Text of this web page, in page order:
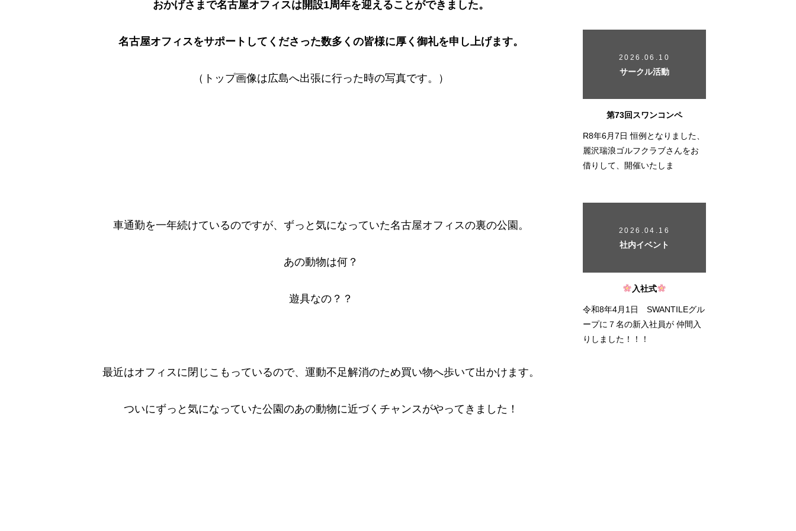
おかげさまで名古屋オフィスは開設1周年を迎えることができました。
名古屋オフィスをサポートしてくださった数多くの皆様に厚く御礼を申し上げます。
（トップ画像は広島へ出張に行った時の写真です。）
車通勤を一年続けているのですが、ずっと気になっていた名古屋オフィスの裏の公園。
あの動物は何？
遊具なの？？
最近はオフィスに閉じこもっているので、運動不足解消のため買い物へ歩いて出かけます。
ついにずっと気になっていた公園のあの動物に近づくチャンスがやってきました！
2026.06.10
サークル活動
第73回スワンコンペ
R8年6月7日 恒例となりました、
麗沢瑞浪ゴルフクラブさんをお
借りして、開催いたしま
2026.04.16
社内イベント
入社式
令和8年4月1日 SWANTILEグル
ープに７名の新入社員が 仲間入
りしました！！！